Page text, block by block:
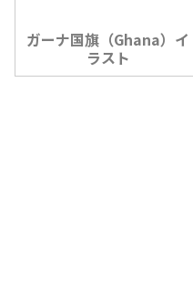
ガーナ国旗（Ghana）イ
ラスト